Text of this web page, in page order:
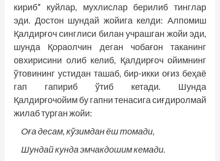
кириб” куйлар, мухлислар берилиб тинглар
эди. Достон шундай жойига келди: Алпомиш
Қалдирғоч синглиси билан учрашган жойи эди,
шунда Қораолчин деган чобағон таканинг
овхирисини олиб келиб, Қалдирғоч ойимнинг
ўтовининг устидан ташаб, бир-икки оғиз беҳаё
гап гапириб ўтиб кетади. Шунда
Қалдирғочойим бу гапни тенасига сиғдиролмай
жилаб турган жойи:
Оға десам, кўзимдан ёш томади,
Шундай кунда эмчакдошим кемади.